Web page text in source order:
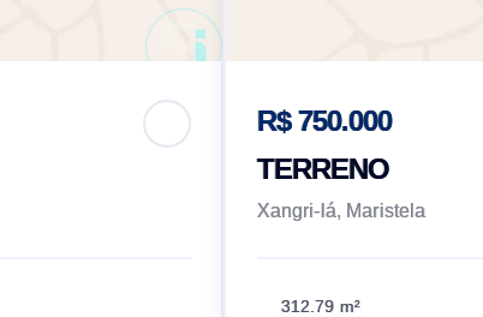
R$ 750.000
TERRENO
Xangri-lá, Maristela
312.79 m²